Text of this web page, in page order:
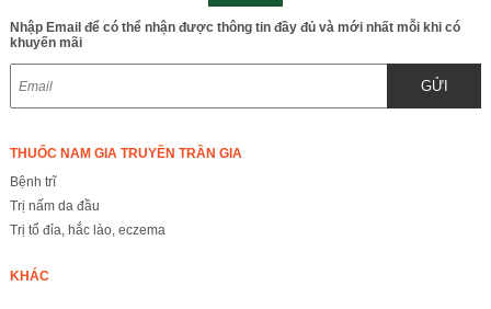
Nhập Email để có thể nhận được thông tin đầy đủ và mới nhất mỗi khi có
khuyến mãi
GỬI
THUỐC NAM GIA TRUYỀN TRẦN GIA
Bệnh trĩ
Trị nấm da đầu
Trị tổ đỉa, hắc lào, eczema
KHÁC